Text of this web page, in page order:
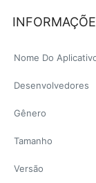
Nome Do
Desenvolvedores
Gênero
Tamanho
Versão